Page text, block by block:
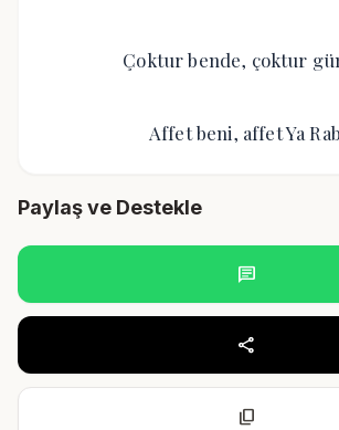
Çoktur bende, çoktur
Affet beni, affet Ya
Paylaş ve Destekle
chat
share
content_copy